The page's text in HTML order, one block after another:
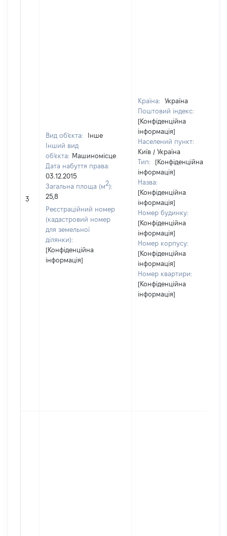
3
Вид об'єкта:
Інше
Інший вид
об'єкта: Машиномісце
Дата набуття права:
03.12.2015
Загальна площа (м2):
25,8
Реєстраційний номер
(кадастровий номер
для земельної
ділянки):
[Конфіденційна
інформація]
Країна:
Україна
Поштовий індекс:
[Конфіденційна
інформація]
Населений пункт:
Київ / Україна
Тип:
[Конфіденційна
інформація]
Назва:
[Конфіденційна
інформація]
Номер будинку:
[Конфіденційна
інформація]
Номер корпусу:
[Конфіденційна
інформація]
Номер квартири:
[Конфіденційна
інформація]